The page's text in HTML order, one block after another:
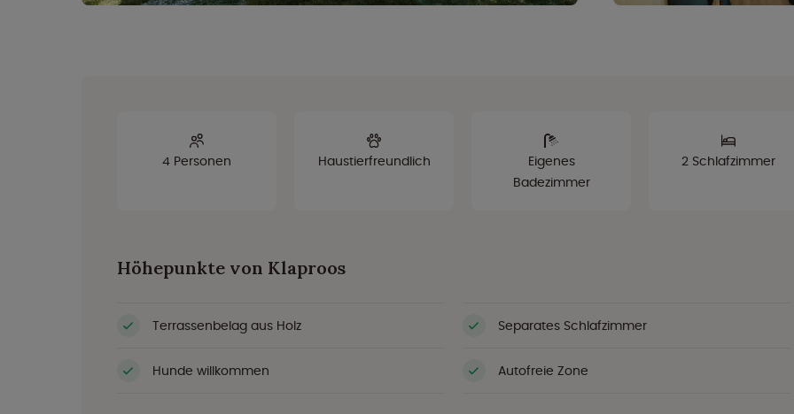
4 Personen Haustierfreundlich
Eigenes
Badezimmer
2 Schlafzimmer
Höhepunkte von Klaproos
Terrassenbelag aus Holz Separates Schlafzimmer
Hunde willkommen Autofreie Zone